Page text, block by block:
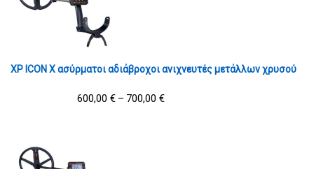
XP ICON X ασύρματοι αδιάβροχοι ανιχνευτές μετάλλων χρυσού
600,00 € – 700,00 €